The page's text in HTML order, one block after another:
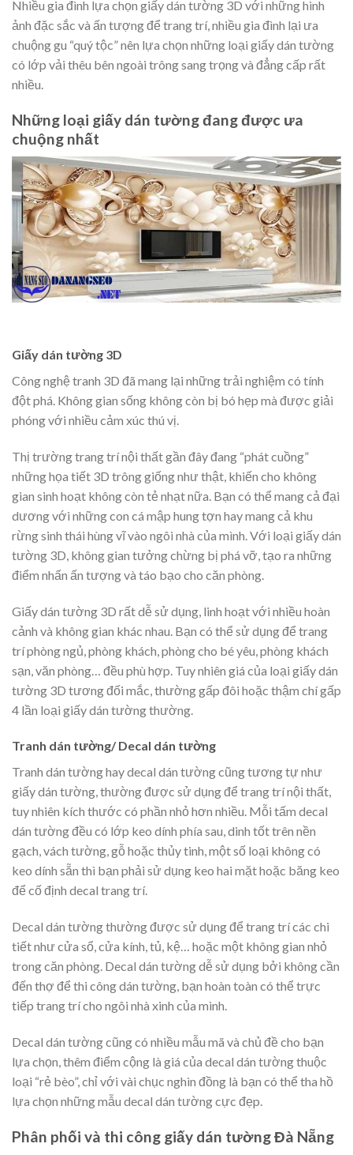
Nhiều gia đình lựa chọn giấy dán tường 3D với những hình
ảnh đặc sắc và ấn tượng để trang trí, nhiều gia đình lại ưa
chuộng gu “quý tộc” nên lựa chọn những loại giấy dán tường
có lớp vải thêu bên ngoài trông sang trọng và đẳng cấp rất
nhiều.
Những loại giấy dán tường đang được ưa
chuộng nhất
Giấy dán tường 3D
Công nghệ tranh 3D đã mang lại những trải nghiệm có tính
đột phá. Không gian sống không còn bị bó hẹp mà được giải
phóng với nhiều cảm xúc thú vị.
Thị trường trang trí nội thất gần đây đang “phát cuồng”
những họa tiết 3D trông giống như thật, khiến cho không
gian sinh hoạt không còn tẻ nhạt nữa. Bạn có thể mang cả đại
dương với những con cá mập hung tợn hay mang cả khu
rừng sinh thái hùng vĩ vào ngôi nhà của mình. Với loại giấy dán
tường 3D, không gian tưởng chừng bị phá vỡ, tạo ra những
điểm nhấn ấn tượng và táo bạo cho căn phòng.
Giấy dán tường 3D rất dễ sử dụng, linh hoạt với nhiều hoàn
cảnh và không gian khác nhau. Bạn có thể sử dụng để trang
trí phòng ngủ, phòng khách, phòng cho bé yêu, phòng khách
sạn, văn phòng… đều phù hợp. Tuy nhiên giá của loại giấy dán
tường 3D tương đối mắc, thường gấp đôi hoặc thậm chí gấp
4 lần loại giấy dán tường thường.
Tranh dán tường/ Decal dán tường
Tranh dán tường hay decal dán tường cũng tương tự như
giấy dán tường, thường được sử dụng để trang trí nội thất,
tuy nhiên kích thước có phần nhỏ hơn nhiều. Mỗi tấm decal
dán tường đều có lớp keo dính phía sau, dinh tốt trên nền
gạch, vách tường, gỗ hoặc thủy tinh, một số loại không có
keo dính sẵn thì bạn phải sử dụng keo hai mặt hoặc băng keo
để cố định decal trang trí.
Decal dán tường thường được sử dụng để trang trí các chi
tiết như cửa sổ, cửa kính, tủ, kệ… hoặc một không gian nhỏ
trong căn phòng. Decal dán tường dễ sử dụng bởi không cần
đến thợ để thi công dán tường, bạn hoàn toàn có thể trực
tiếp trang trí cho ngôi nhà xinh của mình.
Decal dán tường cũng có nhiều mẫu mã và chủ đề cho bạn
lựa chọn, thêm điểm cộng là giá của decal dán tường thuộc
loại “rẻ bèo”, chỉ với vài chục nghìn đồng là bạn có thể tha hồ
lựa chọn những mẫu decal dán tường cực đẹp.
Phân phối và thi công giấy dán tường Đà Nẵng